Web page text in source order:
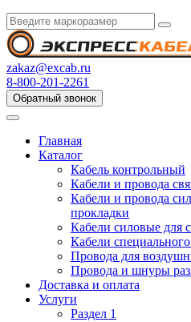
zakaz@excab.ru
8-800-201-2261
Обратный звонок
Главная
Каталог
Кабель контрольный
Кабели и провода
Кабели и провода
прокладки
Кабели силовые для
Кабели
Провода для
Провода и шнуры
Доставка и оплата
Услуги
Раздел 1